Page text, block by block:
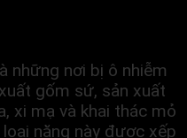
những nơi bị ô nhiễm
gốm sứ, sản xuất
xi mạ và khai thác mỏ
nặng này được xếp